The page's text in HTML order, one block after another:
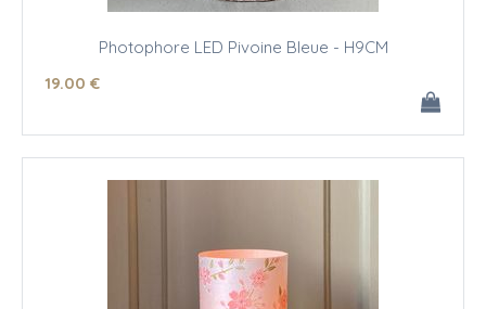
Photophore LED Pivoine Bleue - H9CM
19.00 €